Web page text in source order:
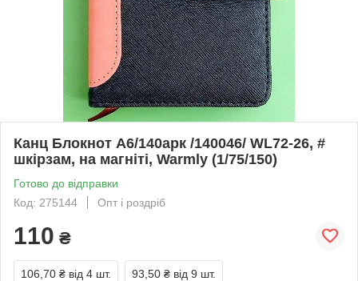
Канц Блокнот А6/140арк /140046/ WL72-26, #
шкірзам, на магніті, Warmly (1/75/150)
Готово до відправки
Код: 275144
Опт і роздріб
110 ₴
106,70 ₴ від 4 шт. 93,50 ₴ від 9 шт.